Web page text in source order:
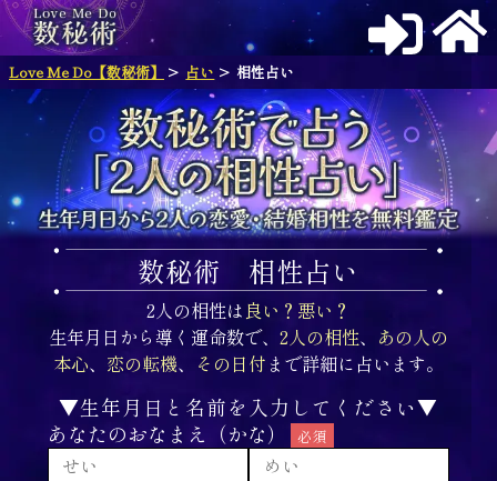
Love Me Do【数秘術】 占い 相性占い
数秘術 相性占い
2人の相性は 良い？悪い？
生年月日から導く運命数で、 2人の相性、 あの人の
本心、 恋の転機、 その日付 まで詳細に占います。
▼生年月日と名前を入力してください▼
あなたのおなまえ（かな）